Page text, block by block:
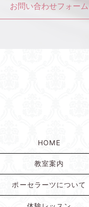
お問い合わせフォーム
HOME
教室案内
ポーセラーツについて